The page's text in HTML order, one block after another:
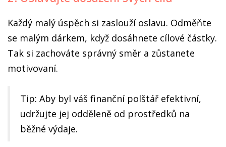
Každý malý úspěch si zaslouží oslavu. Odměňte
se malým dárkem, když dosáhnete cílové částky.
Tak si zachováte správný směr a zůstanete
motivovaní.
Tip: Aby byl váš finanční polštář efektivní,
udržujte jej odděleně od prostředků na
běžné výdaje.